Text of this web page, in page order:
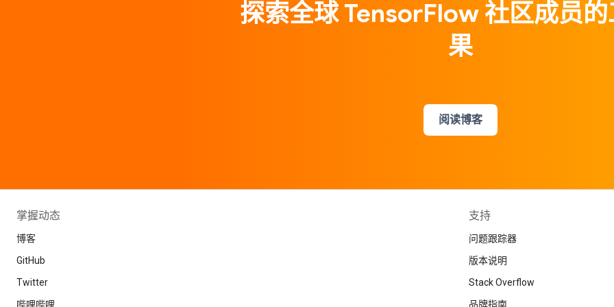
探索全球 TensorFlow 社区成员
果
阅读博客
掌握动态
博客
GitHub
Twitter
哔哩哔哩
支持
问题跟踪器
版本说明
Stack Overflow
品牌指南